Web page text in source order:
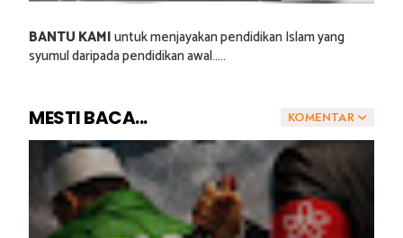
BANTU KAMIuntuk menjayakan pendidikan Islam yang
syumul daripada pendidikan awal.....
KOMENTAR
MESTI BACA...